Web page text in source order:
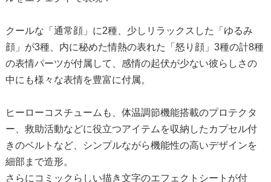
クールな「通常顔」に2種、少しリラックスした「ゆるみ
顔」が3種、内に秘めた情熱の表れた「怒り顔」3種の計8種
の表情パーツが付属して、感情の起伏が少ない彼らしさの
中にも様々な表情を豊富に付属。
ヒーローコスチュームも、体温調節機能搭載のプロテクタ
ー、救助活動などに役立つアイテムを収納したカプセル付
きのベルトなど、シンプルながら機能性の高いデザインを
細部まで造形。
さらにコミックらしい描き文字のエフェクトシートが付